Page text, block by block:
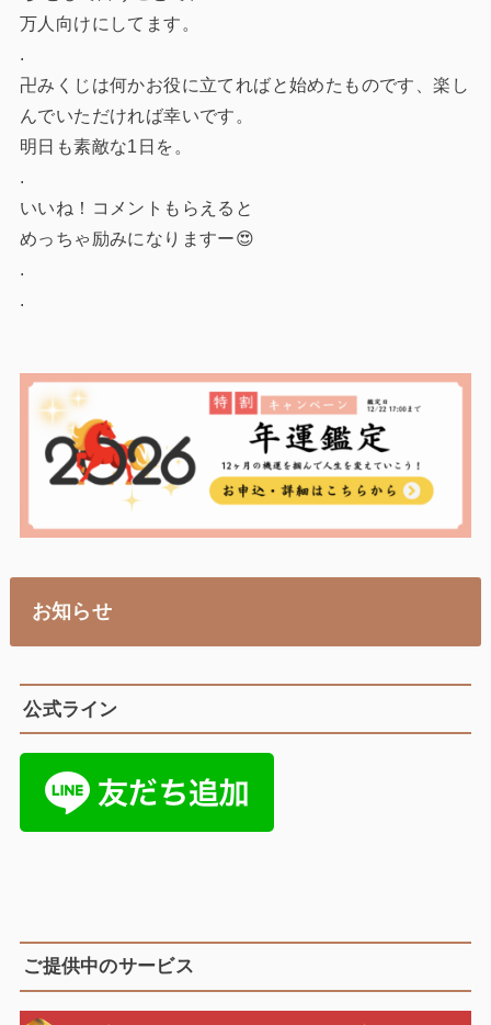
万人向けにしてます。
.
卍みくじは何かお役に立てればと始めたものです、楽し
んでいただければ幸いです。
明日も素敵な1日を。
.
いいね！コメントもらえると
めっちゃ励みになりますー😍
.
.
お知らせ
公式ライン
ご提供中のサービス